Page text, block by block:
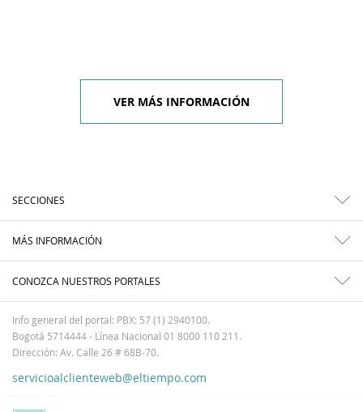
VER MÁS INFORMACIÓN
SECCIONES
MÁS INFORMACIÓN
CONOZCA NUESTROS PORTALES
Info general del portal: PBX: 57 (1) 2940100.
Bogotá 5714444 - Línea Nacional 01 8000 110 211.
Dirección: Av. Calle 26 # 68B-70.
servicioalclienteweb@eltiempo.com